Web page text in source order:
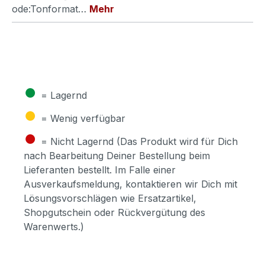
ode:Tonformat… Mehr
● = Lagernd
● = Wenig verfügbar
● = Nicht Lagernd (Das Produkt wird für Dich
nach Bearbeitung Deiner Bestellung beim
Lieferanten bestellt. Im Falle einer
Ausverkaufsmeldung, kontaktieren wir Dich mit
Lösungsvorschlägen wie Ersatzartikel,
Shopgutschein oder Rückvergütung des
Warenwerts.)